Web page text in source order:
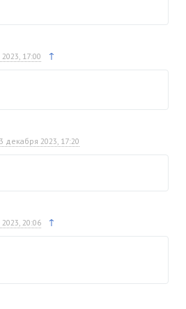
17:00 ↑
декабря 2023, 17:20
20:06 ↑